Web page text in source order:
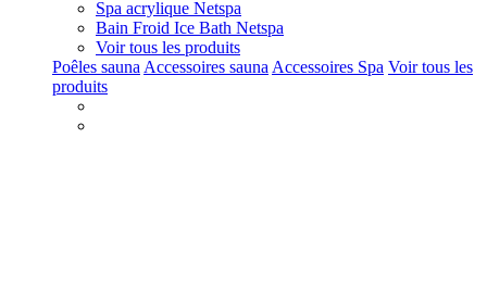
Spa acrylique Netspa
Bain Froid Ice Bath Netspa
Voir tous les produits
Poêles sauna Accessoires sauna Accessoires Spa Voir tous les
produits